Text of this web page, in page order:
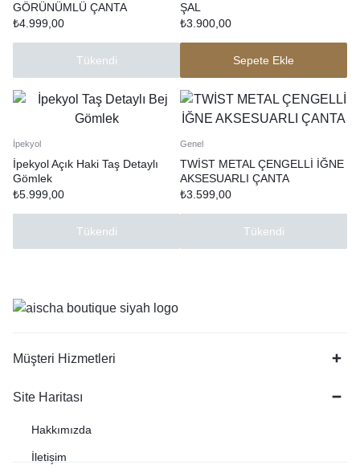
GÖRÜNÜMLÜ ÇANTA
₺4.999,00
Tükendi
ŞAL
₺3.900,00
Sepete Ekle
İpekyol
İpekyol Açık Haki Taş Detaylı
Gömlek
₺5.999,00
Tükendi
Genel
TWİST METAL ÇENGELLİ İĞNE
AKSESUARLI ÇANTA
₺3.599,00
Tükendi
Müşteri Hizmetleri
Site Haritası
Hakkımızda
İletişim